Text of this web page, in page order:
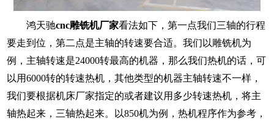
鸿天驰cnc雕铣机厂家看法如下，第一点我们三轴的行程
要走到位，第二点是主轴的转速要合适。我们以雕铣机为
例，主轴转速是24000转最高的机器，那么我们热机的话，可
以用6000转的转速热机，其他类型的机器主轴转速不一样，
我们要根据机床厂家指定的或者建议用多少转速热机，将主
轴热起来，三轴热起来。以850机为例，热机程序作为参考，